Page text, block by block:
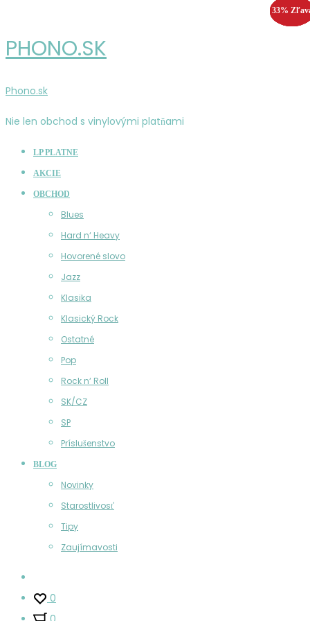
PHONO.SK
Phono.sk
Nie len obchod s vinylovými platňami
LP PLATNE
AKCIE
OBCHOD
Blues
Hard n‘ Heavy
Hovorené slovo
Jazz
Klasika
Klasický Rock
Ostatné
Pop
Rock n‘ Roll
SK/CZ
SP
Príslušenstvo
BLOG
Novinky
Starostlivosť
Tipy
Zaujímavosti
0
33%
55%
25%
33%